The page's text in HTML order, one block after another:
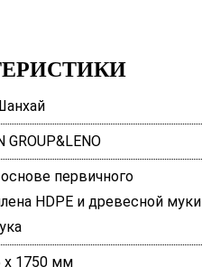
GROUP&LENO
первичного
HDPE и древесной муки
х 1750 мм